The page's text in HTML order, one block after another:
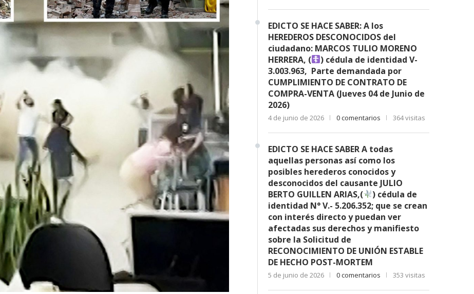
EDICTO SE HACE SABER: A los
HEREDEROS DESCONOCIDOS del
ciudadano: MARCOS TULIO MORENO
HERRERA, (
) cédula de identidad V-
3.003.963, Parte demandada por
CUMPLIMIENTO DE CONTRATO DE
COMPRA-VENTA (Jueves 04 de Junio de
2026)
4 de junio de 2026 0 comentarios 364 visitas
EDICTO SE HACE SABER A todas
aquellas personas así como los
posibles herederos conocidos y
desconocidos del causante JULIO
BERTO GUILLEN ARIAS,(
) cédula de
identidad N° V.- 5.206.352; que se crean
con interés directo y puedan ver
afectadas sus derechos y manifiesto
sobre la Solicitud de
RECONOCIMIENTO DE UNIÓN ESTABLE
DE HECHO POST-MORTEM
5 de junio de 2026 0 comentarios 353 visitas